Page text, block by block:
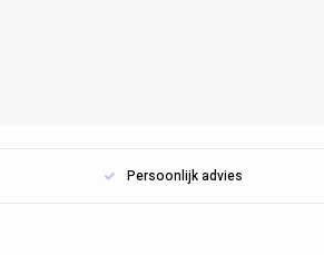
Persoonlijk advies